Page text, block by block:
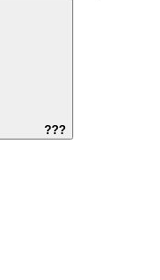
???